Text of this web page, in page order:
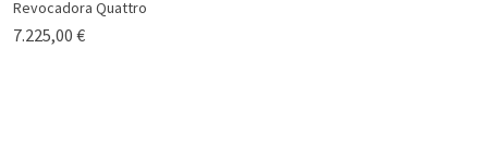
Revocadora Quattro
7.225,00 €